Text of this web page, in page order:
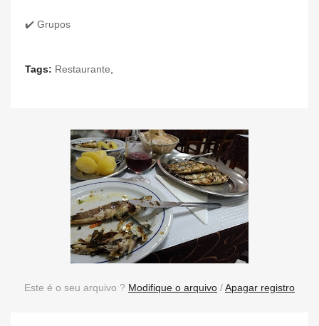
✔️ Grupos
Tags: Restaurante
Este é o seu arquivo ? Modifique o arquivo /Apagar registro